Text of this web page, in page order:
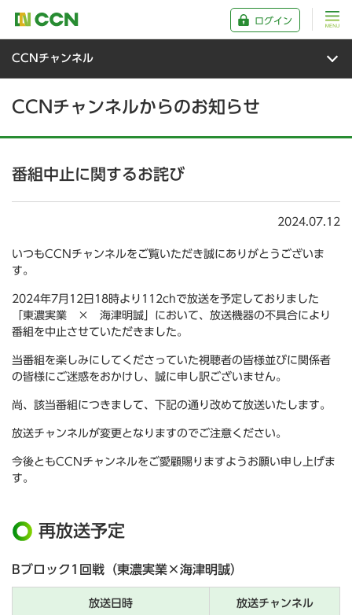
ログイン
CCNチャンネル
CCNチャンネルからのお知らせ
番組中止に関するお詫び
2024.07.12
いつもCCNチャンネルをご覧いただき誠にありがとうございま
す。
2024年7月12日18時より112chで放送を予定しておりました
「東濃実業 × 海津明誠」において、放送機器の不具合により
番組を中止させていただきました。
当番組を楽しみにしてくださっていた視聴者の皆様並びに関係者
の皆様にご迷惑をおかけし、誠に申し訳ございません。
尚、該当番組につきまして、下記の通り改めて放送いたします。
放送チャンネルが変更となりますのでご注意ください。
今後ともCCNチャンネルをご愛顧賜りますようお願い申し上げま
す。
再放送予定
Bブロック1回戦（東濃実業×海津明誠）
放送日時 放送チャンネル